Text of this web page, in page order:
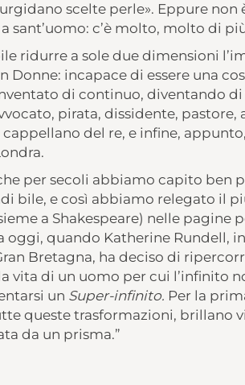
scelte perle». Eppure non
sant’uomo: c’è molto, molto di
ridurre a sole due dimensioni
Donne: incapace di essere una
di continuo, diventando di
pirata, dissidente, pastore,
del re, e infine,
per secoli abbiamo capito ben
bile, e così abbiamo relegato il
a Shakespeare) nelle pagine
oggi, quando Katherine Rundell,
Bretagna, ha deciso di
vita di un uomo per cui l’infinito
un Super-infinito. Per la
queste trasformazioni, brillano
da un prisma.”